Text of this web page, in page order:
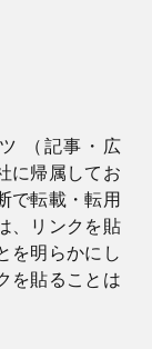
（記事・広
に帰属してお
で転載・転用
、リンクを貼
を明らかにし
を貼ることは